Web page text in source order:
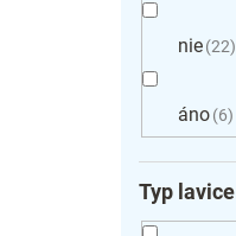
nie 22
áno 6
Typ lavice